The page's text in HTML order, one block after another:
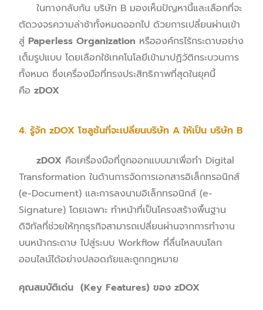
ในทางกลับกัน บริษัท B มองเห็นปัญหานี้และเลือกที่จะ
ตัดวงจรความล่าช้าทั้งหมดออกไป ด้วยการเปลี่ยนผ่านเข้า
สู่ Paperless Organization หรือองค์กรไร้กระดาษอย่าง
เต็มรูปแบบ โดยเลือกใช้เทคโนโลยีเข้ามาปฏิวัติกระบวนการ
ทั้งหมด ซึ่งเครื่องมือที่ทรงประสิทธิภาพที่สุดในยุคนี้
คือzDOX
4. รู้จัก zDOX โซลูชันที่จะเปลี่ยนบริษัท A ให้เป็น บริษัท B
zDOX คือเครื่องมือที่ถูกออกแบบมาเพื่อทำ Digital
Transformation ในด้านการจัดการเอกสารอิเล็กทรอนิกส์
(e-Document) และการลงนามอิเล็กทรอนิกส์ (e-
Signature) โดยเฉพาะ ทำหน้าที่เป็นโครงสร้างพื้นฐาน
ดิจิทัลที่ช่วยให้ทุกธุรกิจสามารถเปลี่ยนผ่านจากการทำงาน
บนหน้ากระดาษ ไปสู่ระบบ Workflow ที่ลื่นไหลบนโลก
ออนไลน์ได้อย่างปลอดภัยและถูกกฎหมาย
คุณสมบัติเด่น (Key Features) ของ zDOX